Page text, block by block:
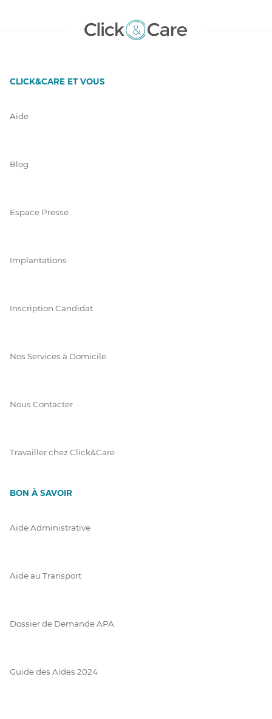
CLICK&CARE ET VOUS
Aide
Blog
Espace Presse
Implantations
Inscription Candidat
Nos Services à Domicile
Nous Contacter
Travailler chez Click&Care
BON À SAVOIR
Aide Administrative
Aide au Transport
Dossier de Demande APA
Guide des Aides 2024